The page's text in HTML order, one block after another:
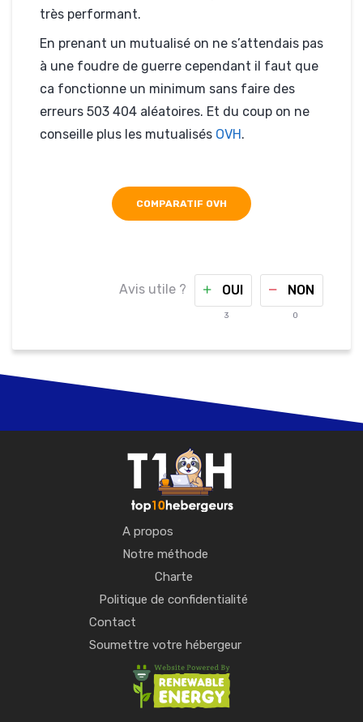
très performant.
En prenant un mutualisé on ne s’attendais pas
à une foudre de guerre cependant il faut que
ca fonctionne un minimum sans faire des
erreurs 503 404 aléatoires. Et du coup on ne
conseille plus les mutualisés OVH.
COMPARATIF OVH
Avis utile ? OUI
3
NON
0
A propos
Notre méthode
Charte
Politique de confidentialité
Contact
Soumettre votre hébergeur